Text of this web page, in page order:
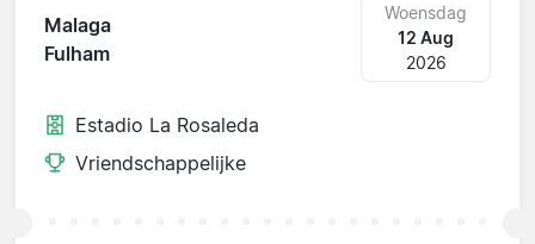
Malaga
Fulham
Woensdag
12 Aug
2026
Estadio La Rosaleda
Vriendschappelijke